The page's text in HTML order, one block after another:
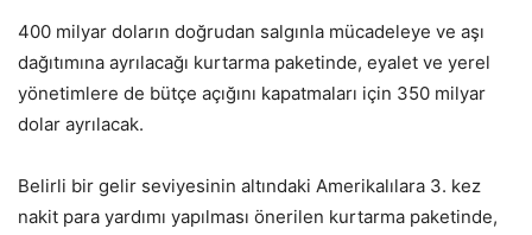
400 milyar doların doğrudan salgınla mücadeleye ve aşı
dağıtımına ayrılacağı kurtarma paketinde, eyalet ve yerel
yönetimlere de bütçe açığını kapatmaları için 350 milyar
dolar ayrılacak.
Belirli bir gelir seviyesinin altındaki Amerikalılara 3. kez
nakit para yardımı yapılması önerilen kurtarma paketinde,